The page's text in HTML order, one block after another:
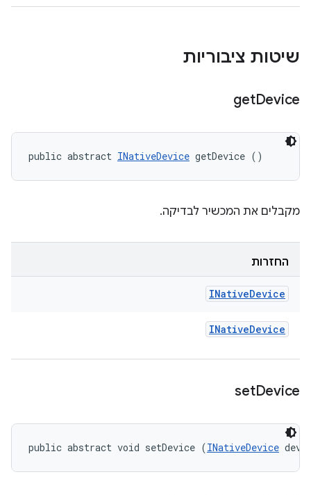
שיטות ציבוריות
getDevice
public abstract INativeDevice getDevice ()
מקבלים את המכשיר לבדיקה.
החזרות
INativeDevice
INativeDevice
setDevice
public abstract void setDevice (INativeDevice